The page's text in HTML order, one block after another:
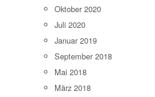
Oktober 2020
Juli 2020
Januar 2019
September 2018
Mai 2018
März 2018